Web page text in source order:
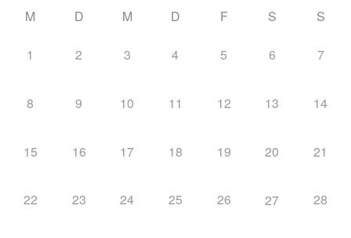
M D M D F S S
1 2 3 4 5 6 7
8 9 10 11 12 13 14
15 16 17 18 19 20 21
22 23 24 25 26 27 28